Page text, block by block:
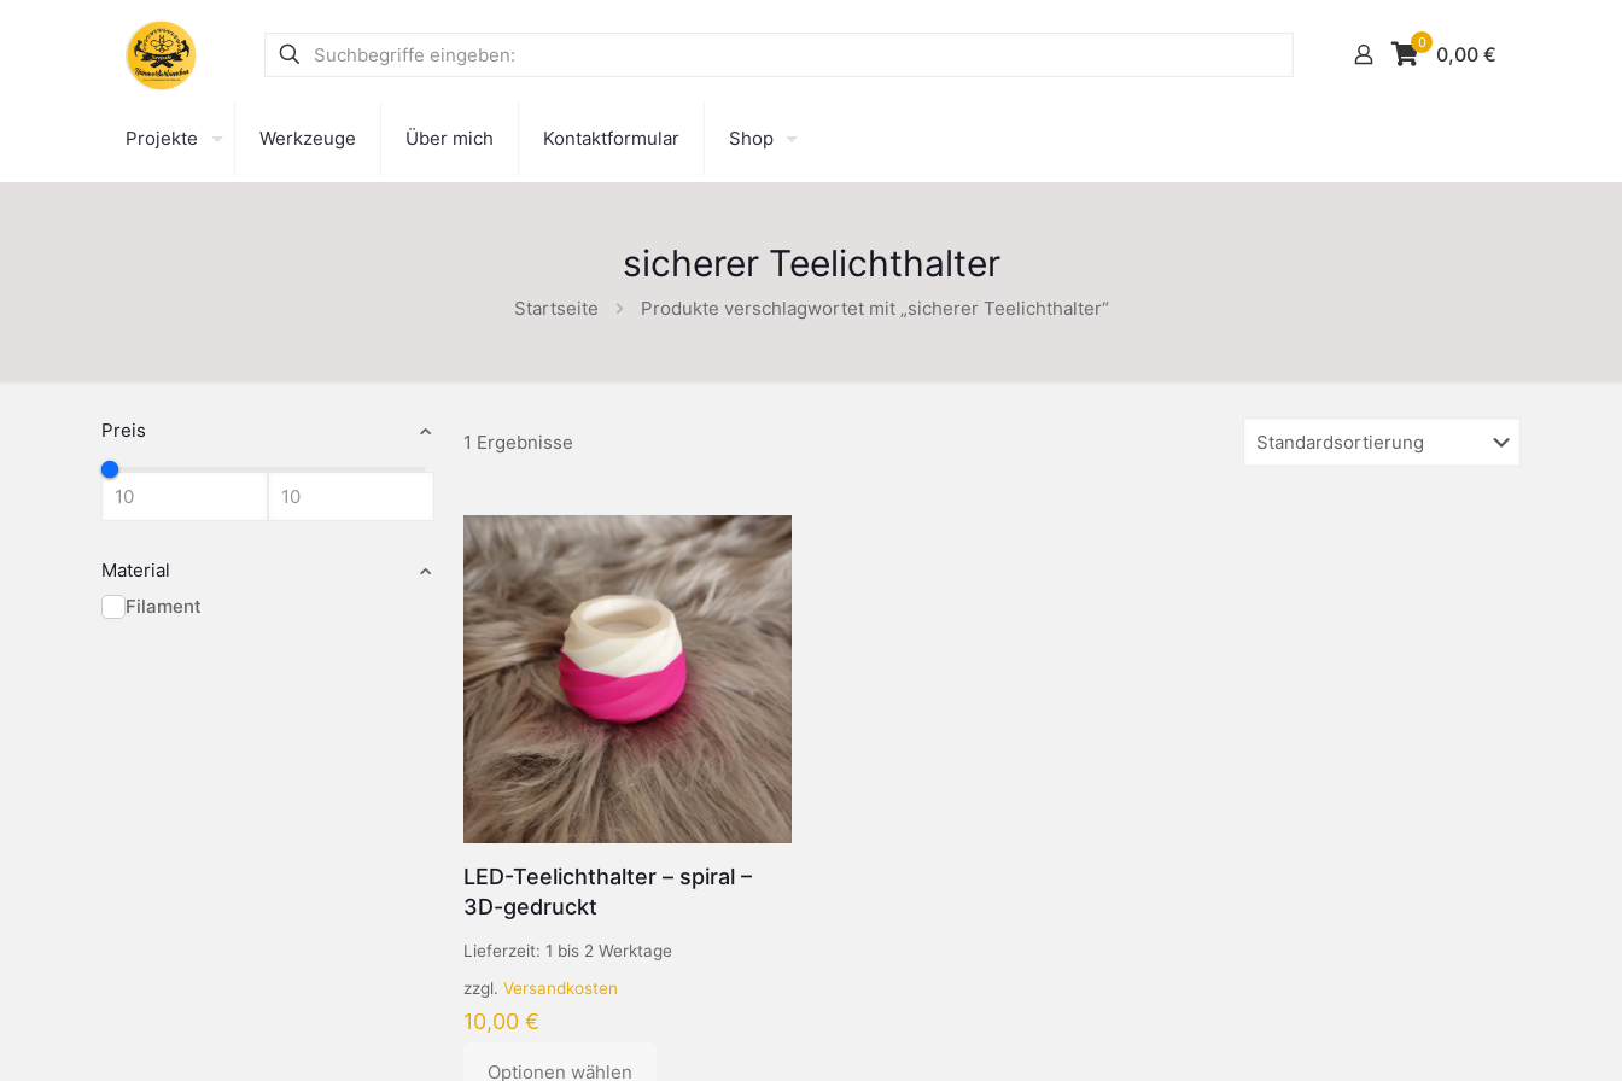
0 0,00 €
Projekte Werkzeuge Über mich Kontaktformular Shop
sicherer Teelichthalter
Startseite Produkte verschlagwortet mit „sicherer Teelichthalter“
Preis
Material
Filament
1 Ergebnisse
LED-Teelichthalter – spiral –
3D-gedruckt
Lieferzeit: 1 bis 2 Werktage
zzgl. Versandkosten
10,00 €
Optionen wählen